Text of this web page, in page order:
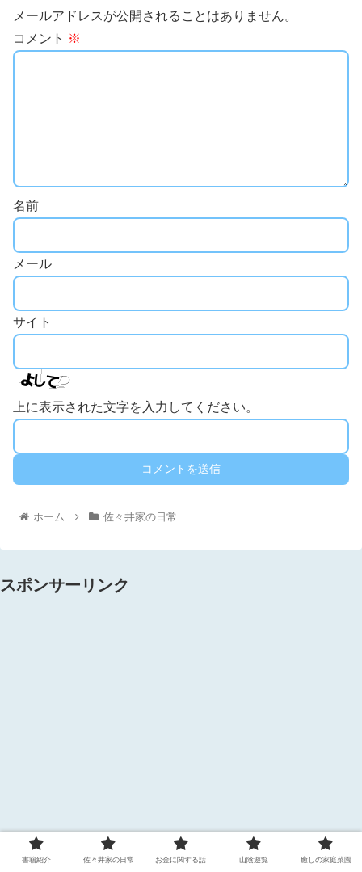
メールアドレスが公開されることはありません。
コメント ※
名前
メール
サイト
上に表示された文字を入力してください。
ホーム 佐々井家の日常
スポンサーリンク
書籍紹介 佐々井家の日常 お金に関する話 山陰遊覧 癒しの家庭菜園